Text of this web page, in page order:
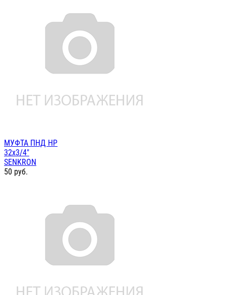
МУФТА ПНД НР
32х3/4"
SENKRON
50 руб.